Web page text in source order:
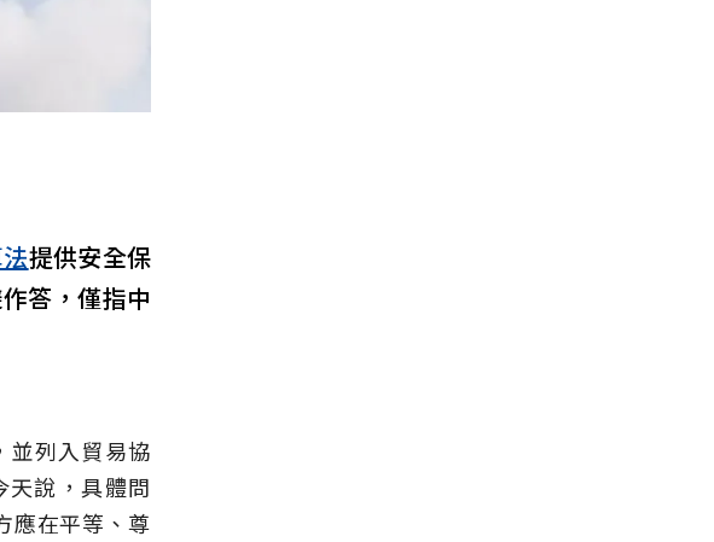
提供安全保
答，僅指中
並列入貿易協
說，具體問
應在平等、尊